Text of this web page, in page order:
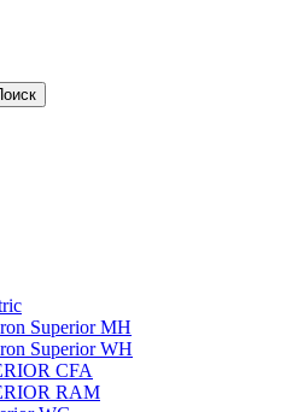
Superior MH
Superior WH
CFA
RAM